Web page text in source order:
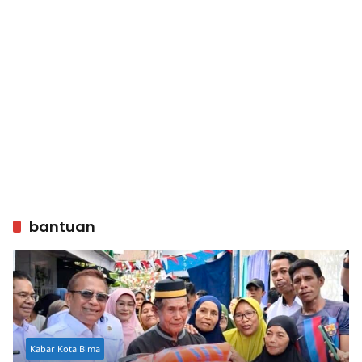
bantuan
Kabar Kota Bima